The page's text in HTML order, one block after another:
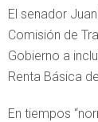
El senador
Comisión de
Gobierno a
Renta Básica
En tiempos